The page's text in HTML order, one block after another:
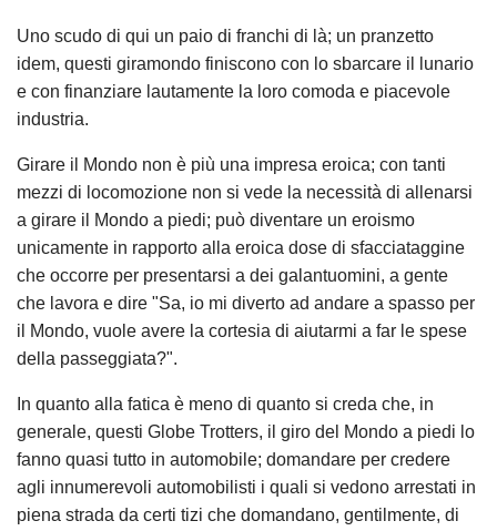
Uno scudo di qui un paio di franchi di là; un pranzetto
idem, questi giramondo finiscono con lo sbarcare il lunario
e con finanziare lautamente la loro comoda e piacevole
industria.
Girare il Mondo non è più una impresa eroica; con tanti
mezzi di locomozione non si vede la necessità di allenarsi
a girare il Mondo a piedi; può diventare un eroismo
unicamente in rapporto alla eroica dose di sfacciataggine
che occorre per presentarsi a dei galantuomini, a gente
che lavora e dire "Sa, io mi diverto ad andare a spasso per
il Mondo, vuole avere la cortesia di aiutarmi a far le spese
della passeggiata?".
In quanto alla fatica è meno di quanto si creda che, in
generale, questi Globe Trotters, il giro del Mondo a piedi lo
fanno quasi tutto in automobile; domandare per credere
agli innumerevoli automobilisti i quali si vedono arrestati in
piena strada da certi tizi che domandano, gentilmente, di